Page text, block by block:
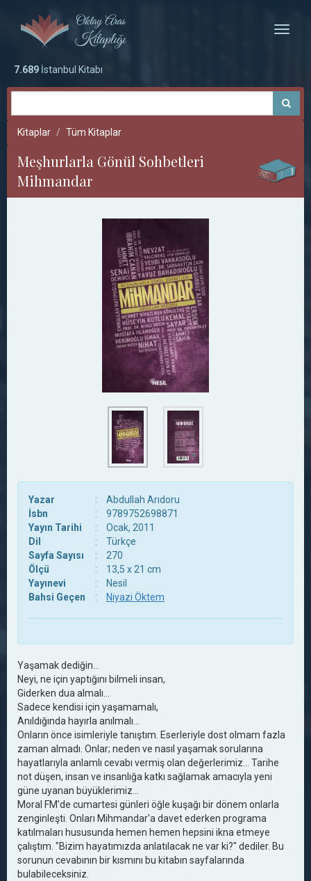
Toggle
7.689 İstanbul Kitabı
Kitaplar Tüm Kitaplar
Meşhurlarla Gönül Sohbetleri
Mihmandar
Yazar :
Abdullah Arıdoru
İsbn
:
9789752698871
Yayın Tarihi
:
Ocak, 2011
Dil
:
Türkçe
Sayfa Sayısı
:
270
Ölçü
:
13,5 x 21 cm
Yayınevi
:
Nesil
Bahsi Geçen
: Niyazi Öktem
Yaşamak dediğin...
Neyi, ne için yaptığını bilmeli insan,
Giderken dua almalı...
Sadece kendisi için yaşamamalı,
Anıldığında hayırla anılmalı...
Onların önce isimleriyle tanıştım. Eserleriyle dost olmam fazla
zaman almadı. Onlar; neden ve nasıl yaşamak sorularına
hayatlarıyla anlamlı cevabı vermiş olan değerlerimiz... Tarihe
not düşen, insan ve insanlığa katkı sağlamak amacıyla yeni
güne uyanan büyüklerimiz...
Moral FM'de cumartesi günleri öğle kuşağı bir dönem onlarla
zenginleşti. Onları Mihmandar'a davet ederken programa
katılmaları hususunda hemen hemen hepsini ikna etmeye
çalıştım. "Bizim hayatımızda anlatılacak ne var ki?" dediler. Bu
sorunun cevabının bir kısmını bu kitabın sayfalarında
bulabileceksiniz.